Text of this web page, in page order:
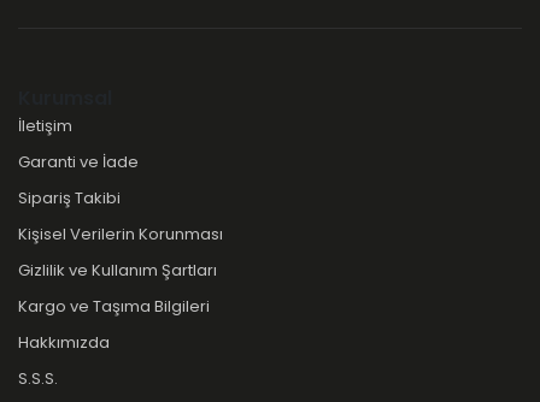
İletişim
Garanti ve İade
Sipariş Takibi
Kişisel Verilerin Korunması
Gizlilik ve Kullanım Şartları
Kargo ve Taşıma Bilgileri
Hakkımızda
S.S.S.